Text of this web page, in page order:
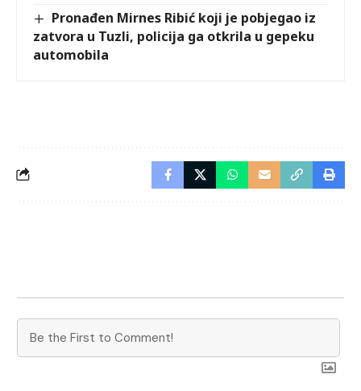
Pronađen Mirnes Ribić koji je pobjegao iz
zatvora u Tuzli, policija ga otkrila u gepeku
automobila